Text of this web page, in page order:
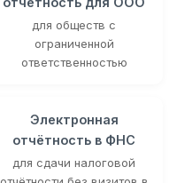
для обществ с
ограниченной
ответственностью
Электронная
отчётность в ФНС
для сдачи налоговой